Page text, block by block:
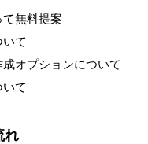
て無料提案
て
オプションについて
て
れ